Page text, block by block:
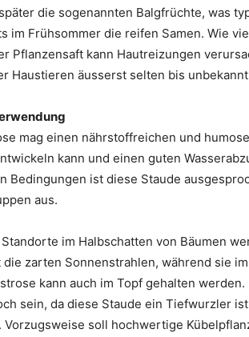
die sogenannten Balgfrüchte, was
im Frühsommer die reifen Samen. Wie
Pflanzensaft kann Hautreizungen
Haustieren äusserst selten bis
mag einen nährstoffreichen und
kann und einen guten
Bedingungen ist diese Staude
aus.
im Halbschatten von Bäumen
die zarten Sonnenstrahlen, während sie
kann auch im Topf gehalten
sein, da diese Staude ein Tiefwurzler
Vorzugsweise soll hochwertige